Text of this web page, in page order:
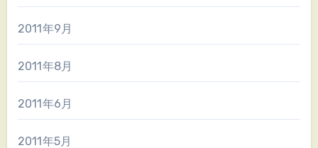
2011年9月
2011年8月
2011年6月
2011年5月